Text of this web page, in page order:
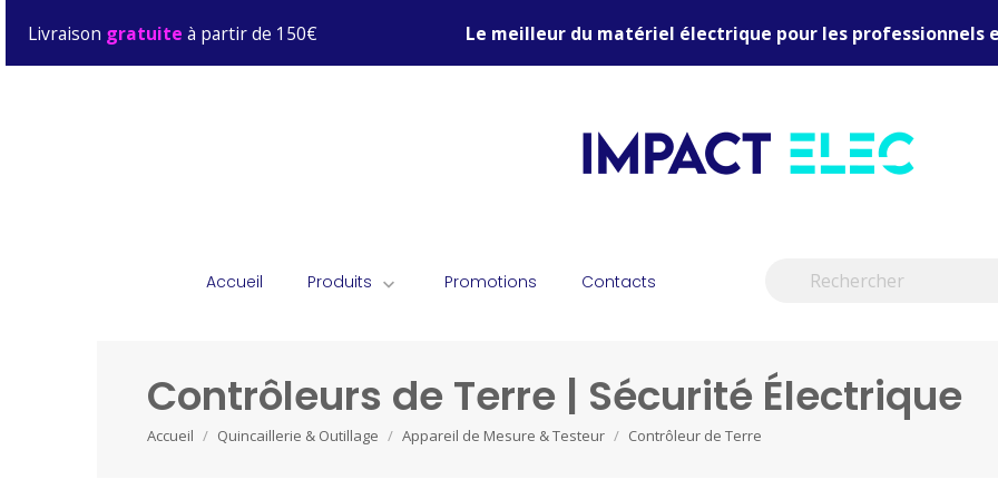
Livraison gratuite à partir de 150€ Le meilleur du matériel électrique pour les professionnels
Accueil Produits  Promotions Contacts
Contrôleurs de Terre | Sécurité Électrique
Accueil Quincaillerie & Outillage Appareil de Mesure & Testeur Contrôleur de Terre